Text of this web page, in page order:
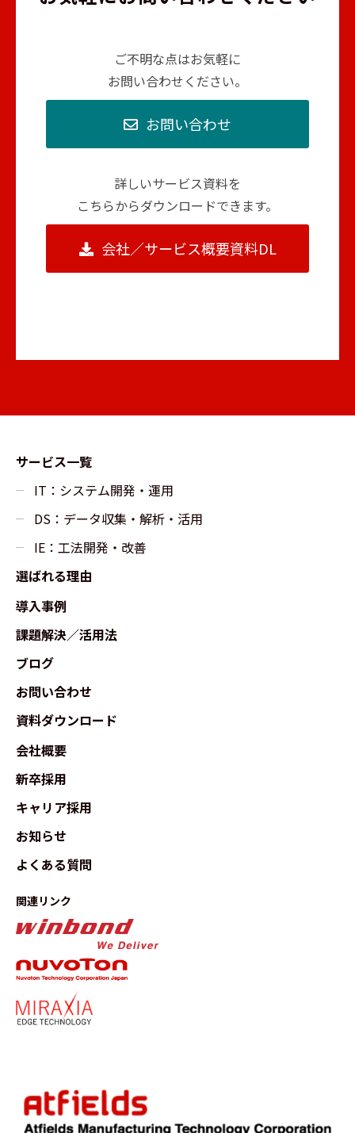
ご不明な点はお気軽に
お問い合わせください。
お問い合わせ
詳しいサービス資料を
こちらからダウンロードできます。
会社／サービス概要資料DL
サービス一覧
IT：システム開発・運用
DS：データ収集・解析・活用
IE：工法開発・改善
選ばれる理由
導入事例
課題解決／活用法
ブログ
お問い合わせ
資料ダウンロード
会社概要
新卒採用
キャリア採用
お知らせ
よくある質問
関連リンク